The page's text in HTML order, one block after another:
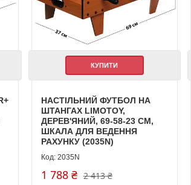
КУПИТИ
НАСТІЛЬНИЙ ФУТБОЛ НА
ШТАНГАХ LIMOTOY,
ДЕРЕВ'ЯНИЙ, 69-58-23 СМ,
ШКАЛА ДЛЯ ВЕДЕННЯ
РАХУНКУ (2035N)
2035N
2 413 ₴
1 788 ₴